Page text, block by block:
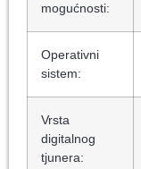
mogućnosti:
Operativni
sistem:
Vrsta
digitalnog
tjunera: